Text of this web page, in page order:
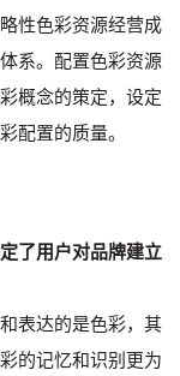
性色彩资源经营成
系。配置色彩资源
概念的策定，设定
配置的质量。
了用户对品牌建立
表达的是色彩，其
的记忆和识别更为